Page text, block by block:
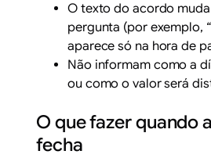
O texto do acordo
pergunta (por exemplo,
aparece só na hora de
Não informam como a
ou como o valor será
O que fazer quando
fecha